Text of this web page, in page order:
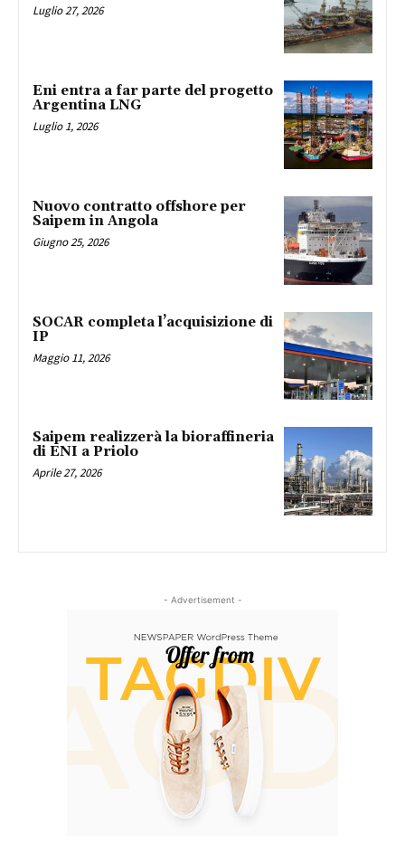
Luglio 27, 2026
Eni entra a far parte del progetto
Argentina LNG
Luglio 1, 2026
Nuovo contratto offshore per
Saipem in Angola
Giugno 25, 2026
SOCAR completa l’acquisizione di
IP
Maggio 11, 2026
Saipem realizzerà la bioraffineria
di ENI a Priolo
Aprile 27, 2026
- Advertisement -